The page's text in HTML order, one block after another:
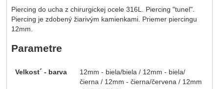
Piercing do ucha z chirurgickej ocele 316L. Piercing "tunel".
Piercing je zdobený žiarivým kamienkami. Priemer piercingu
12mm.
Parametre
Velkost´ - barva
12mm - biela/biela / 12mm - biela/
čierna / 12mm - čierna/červena / 12mm